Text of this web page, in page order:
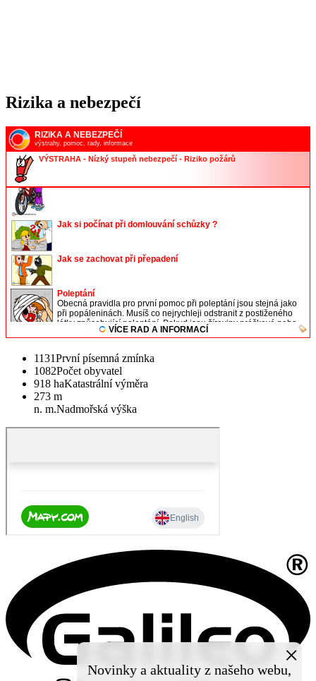
Novinky a aktuality z našeho webu,
×
Rizika a nebezpečí
1131První písemná zmínka
1082Počet obyvatel
918 haKatastrální výměra
273 m
n. m.Nadmořská výška